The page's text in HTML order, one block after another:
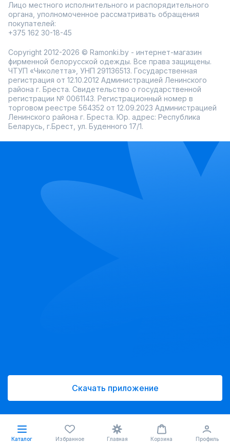
Лицо местного исполнительного и распорядительного
органа, уполномоченное рассматривать обращения
покупателей:
+375 162 30-18-45
Copyright 2012-2026 © Ramonki.by - интернет-магазин
фирменной белорусской одежды. Все права защищены.
ЧТУП «Чиколетта», УНП 291136513. Государственная
регистрация от 12.10.2012 Администрацией Ленинского
района г. Бреста. Свидетельство о государственной
регистрации № 0061143. Регистрационный номер в
торговом реестре 564352 от 12.09.2023 Администрацией
Ленинского района г. Бреста. Юр. адрес: Республика
Беларусь, г.Брест, ул. Буденного 17/1.
Скачать приложение
Каталог Избранное Главная Корзина Профиль